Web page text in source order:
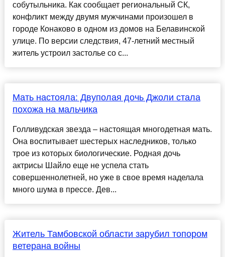
собутыльника. Как сообщает региональный СК,
конфликт между двумя мужчинами произошел в
городе Конаково в одном из домов на Белавинской
улице. По версии следствия, 47-летний местный
житель устроил застолье со с...
Мать настояла: Двуполая дочь Джоли стала
похожа на мальчика
Голливудская звезда – настоящая многодетная мать.
Она воспитывает шестерых наследников, только
трое из которых биологические. Родная дочь
актрисы Шайло еще не успела стать
совершеннолетней, но уже в свое время наделала
много шума в прессе. Дев...
Житель Тамбовской области зарубил топором
ветерана войны